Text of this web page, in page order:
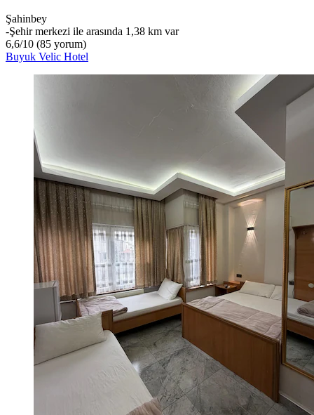
Şahinbey
‐Şehir merkezi ile arasında 1,38 km var
6,6/10 (85 yorum)
Buyuk Velic Hotel